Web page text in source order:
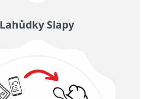
Lahůdky Slapy